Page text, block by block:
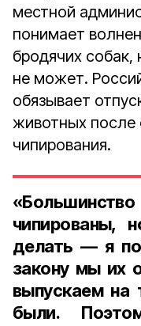
местной
понимает
бродячих собак,
не может.
обязывает
животных после
чипирования.
чипированы,
делать — я
закону мы их
выпускаем
были.